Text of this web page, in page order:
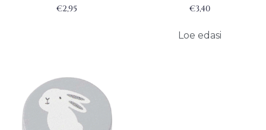
€2,95 €3,40
Loe edasi